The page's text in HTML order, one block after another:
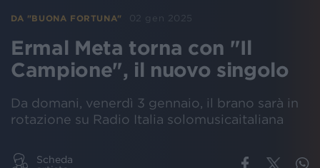
DA "BUONA FORTUNA" 02 gen 2025
Ermal Meta torna con "Il
Campione", il nuovo singolo
Da domani, venerdì 3 gennaio, il brano sarà in
rotazione su Radio Italia solomusicaitaliana
Scheda